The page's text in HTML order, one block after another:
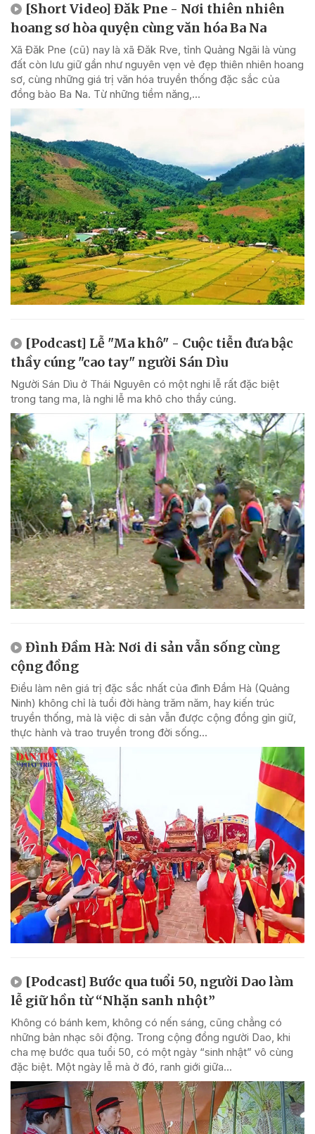
[Short Video] Đăk Pne - Nơi thiên nhiên
hoang sơ hòa quyện cùng văn hóa Ba Na
Xã Đăk Pne (cũ) nay là xã Đăk Rve, tỉnh Quảng Ngãi là vùng
đất còn lưu giữ gần như nguyên vẹn vẻ đẹp thiên nhiên hoang
sơ, cùng những giá trị văn hóa truyền thống đặc sắc của
đồng bào Ba Na. Từ những tiềm năng,...
[Podcast] Lễ "Ma khô" - Cuộc tiễn đưa bậc
thầy cúng "cao tay" người Sán Dìu
Người Sán Dìu ở Thái Nguyên có một nghi lễ rất đặc biệt
trong tang ma, là nghi lễ ma khô cho thầy cúng.
Đình Đầm Hà: Nơi di sản vẫn sống cùng
cộng đồng
Điều làm nên giá trị đặc sắc nhất của đình Đầm Hà (Quảng
Ninh) không chỉ là tuổi đời hàng trăm năm, hay kiến trúc
truyền thống, mà là việc di sản vẫn được cộng đồng gìn giữ,
thực hành và trao truyền trong đời sống...
[Podcast] Bước qua tuổi 50, người Dao làm
lễ giữ hồn từ “Nhặn sanh nhột”
Không có bánh kem, không có nến sáng, cũng chẳng có
những bản nhạc sôi động. Trong cộng đồng người Dao, khi
cha mẹ bước qua tuổi 50, có một ngày “sinh nhật” vô cùng
đặc biệt. Một ngày lễ mà ở đó, ranh giới giữa...